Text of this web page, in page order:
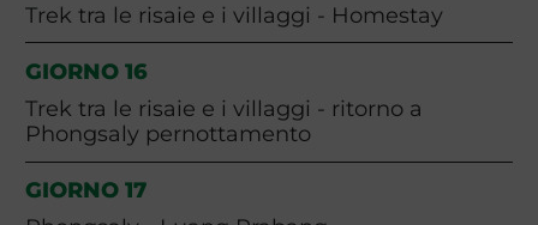
Trek tra le risaie e i villaggi - Homestay
GIORNO 16
Trek tra le risaie e i villaggi - ritorno a
Phongsaly pernottamento
GIORNO 17